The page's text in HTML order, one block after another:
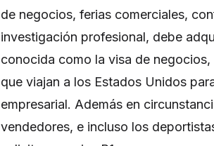
de negocios, ferias comerciales,
investigación profesional, debe
conocida como la visa de
que viajan a los Estados Unidos
empresarial. Además en
vendedores, e incluso los